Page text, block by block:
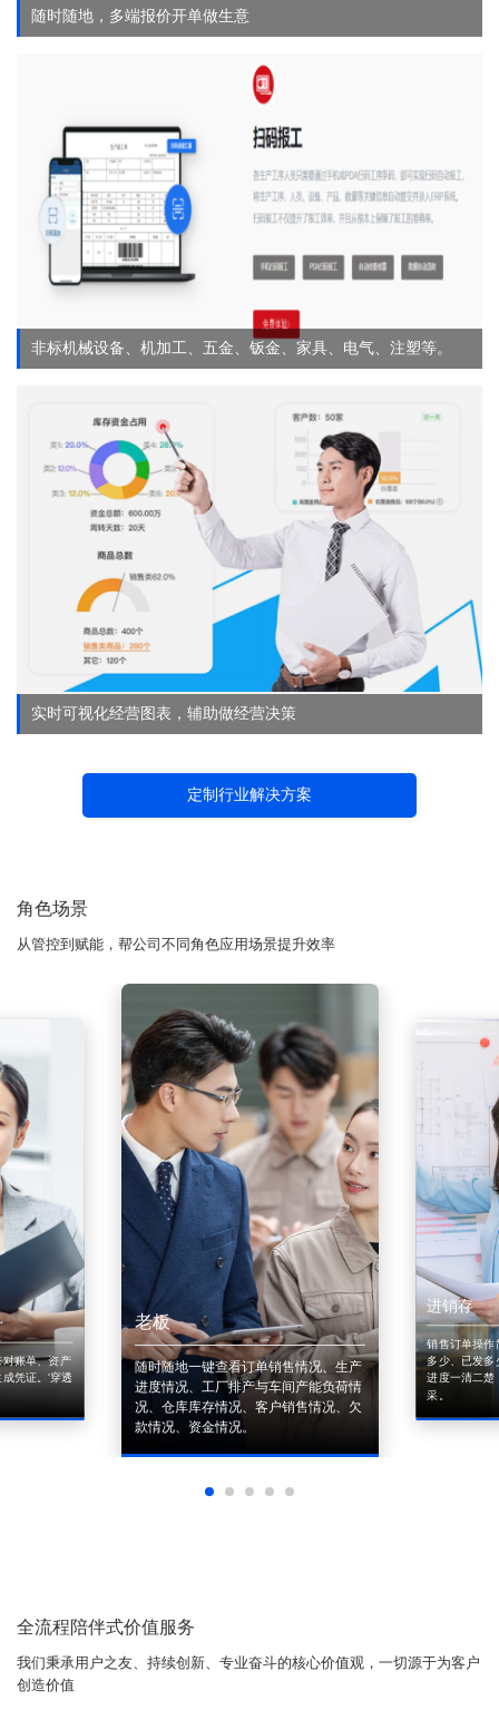
随时随地，多端报价开单做生意
非标机械设备、机加工、五金、钣金、家具、电气、注塑等。
实时可视化经营图表，辅助做经营决策
定制行业解决方案
角色场景
从管控到赋能，帮公司不同角色应用场景提升效率
账单、资产
凭证。'穿透
老板
随时随地一键查看订单销售情况、生产
进度情况、工厂排产与车间产能负荷情
况、仓库库存情况、客户销售情况、欠
款情况、资金情况。
进销存
销售订单操作
多少、已发多
进度一清二楚
采。
全流程陪伴式价值服务
我们秉承用户之友、持续创新、专业奋斗的核心价值观，一切源于为客户
创造价值